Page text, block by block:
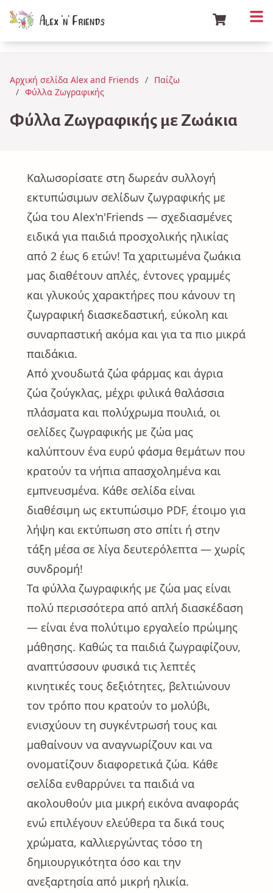
Αρχική σελίδα Alex and Friends
Παίζω
Φύλλα Ζωγραφικής
Φύλλα Ζωγραφικής με Ζωάκια
Καλωσορίσατε στη δωρεάν συλλογή
εκτυπώσιμων σελίδων ζωγραφικής με
ζώα του Alex'n'Friends — σχεδιασμένες
ειδικά για παιδιά προσχολικής ηλικίας
από 2 έως 6 ετών! Τα χαριτωμένα ζωάκια
μας διαθέτουν απλές, έντονες γραμμές
και γλυκούς χαρακτήρες που κάνουν τη
ζωγραφική διασκεδαστική, εύκολη και
συναρπαστική ακόμα και για τα πιο μικρά
παιδάκια.
Από χνουδωτά ζώα φάρμας και άγρια
ζώα ζούγκλας, μέχρι φιλικά θαλάσσια
πλάσματα και πολύχρωμα πουλιά, οι
σελίδες ζωγραφικής με ζώα μας
καλύπτουν ένα ευρύ φάσμα θεμάτων που
κρατούν τα νήπια απασχολημένα και
εμπνευσμένα. Κάθε σελίδα είναι
διαθέσιμη ως εκτυπώσιμο PDF, έτοιμο για
λήψη και εκτύπωση στο σπίτι ή στην
τάξη μέσα σε λίγα δευτερόλεπτα — χωρίς
συνδρομή!
Τα φύλλα ζωγραφικής με ζώα μας είναι
πολύ περισσότερα από απλή διασκέδαση
— είναι ένα πολύτιμο εργαλείο πρώιμης
μάθησης. Καθώς τα παιδιά ζωγραφίζουν,
αναπτύσσουν φυσικά τις λεπτές
κινητικές τους δεξιότητες, βελτιώνουν
τον τρόπο που κρατούν το μολύβι,
ενισχύουν τη συγκέντρωσή τους και
μαθαίνουν να αναγνωρίζουν και να
ονοματίζουν διαφορετικά ζώα. Κάθε
σελίδα ενθαρρύνει τα παιδιά να
ακολουθούν μια μικρή εικόνα αναφοράς
ενώ επιλέγουν ελεύθερα τα δικά τους
χρώματα, καλλιεργώντας τόσο τη
δημιουργικότητα όσο και την
ανεξαρτησία από μικρή ηλικία.